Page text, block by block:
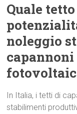
Quale
noleggio
In Italia, i tetti di
stabilimenti